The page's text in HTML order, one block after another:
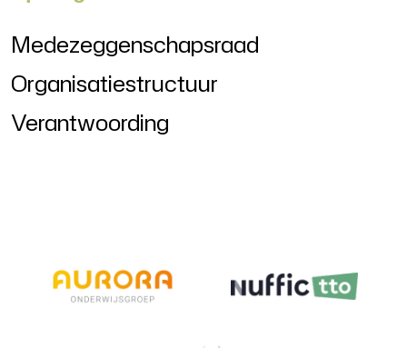
Medezeggenschapsraad
Organisatiestructuur
Verantwoording